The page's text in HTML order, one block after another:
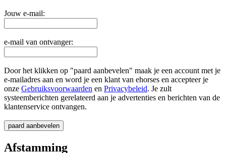
Jouw e-mail:
e-mail van ontvanger:
Door het klikken op "paard aanbevelen" maak je een account met je
e-mailadres aan en word je een klant van ehorses en accepteer je
onze Gebruiksvoorwaarden en Privacybeleid. Je zult
systeemberichten gerelateerd aan je advertenties en berichten van de
klantenservice ontvangen.
Afstamming